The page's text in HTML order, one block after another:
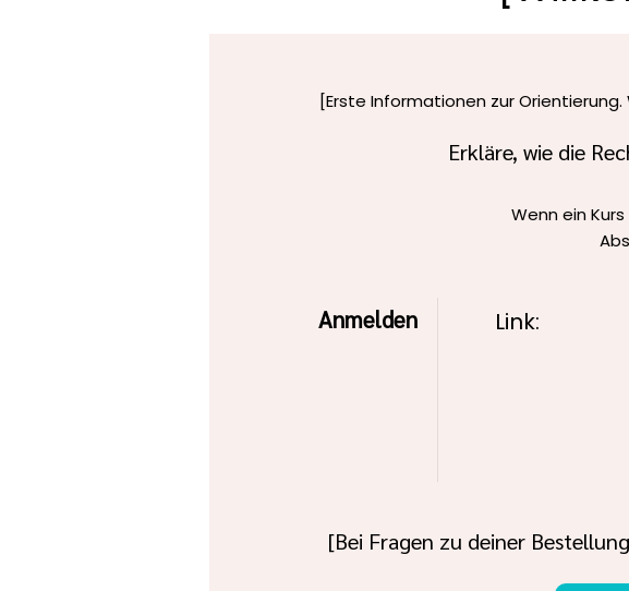
[Erste Informationen zur
Erkläre, wie die
Wenn ein
Anmelden Link:
[Bei Fragen zu deiner